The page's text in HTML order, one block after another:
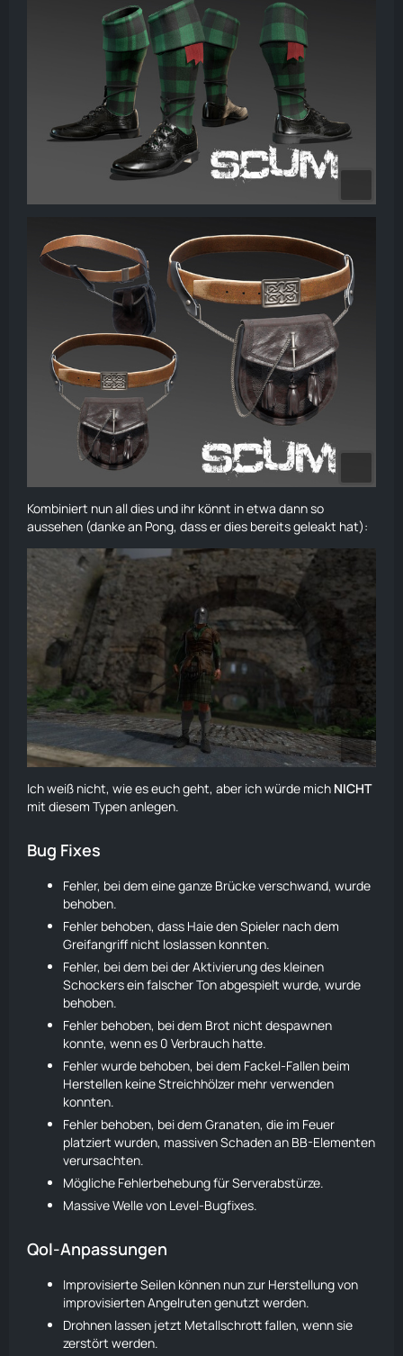
Kombiniert nun all dies und ihr könnt in etwa dann so
aussehen (danke an Pong, dass er dies bereits geleakt hat):
Ich weiß nicht, wie es euch geht, aber ich würde mich NICHT
mit diesem Typen anlegen.
Bug Fixes
Fehler, bei dem eine ganze Brücke verschwand, wurde
behoben.
Fehler behoben, dass Haie den Spieler nach dem
Greifangriff nicht loslassen konnten.
Fehler, bei dem bei der Aktivierung des kleinen
Schockers ein falscher Ton abgespielt wurde, wurde
behoben.
Fehler behoben, bei dem Brot nicht despawnen
konnte, wenn es 0 Verbrauch hatte.
Fehler wurde behoben, bei dem Fackel-Fallen beim
Herstellen keineStreichhölzer mehr verwenden
konnten.
Fehler behoben, bei dem Granaten, die im Feuer
platziert wurden, massiven Schaden an BB-Elementen
verursachten.
Mögliche Fehlerbehebung für Serverabstürze.
Massive Welle von Level-Bugfixes.
Qol-Anpassungen
Improvisierte Seilen können nun zur Herstellung von
improvisierten Angelruten genutzt werden.
Drohnen lassen jetzt Metallschrottfallen, wenn sie
zerstört werden.